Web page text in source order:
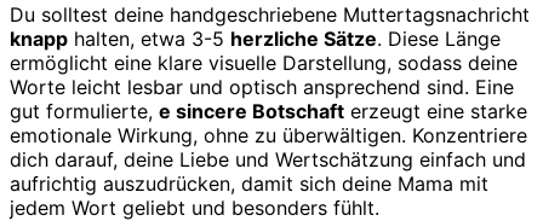
Du solltest deine handgeschriebene Muttertagsnachricht
knapp halten, etwa 3-5 herzliche Sätze. Diese Länge
ermöglicht eine klare visuelle Darstellung, sodass deine
Worte leicht lesbar und optisch ansprechend sind. Eine
gut formulierte, e sincere Botschaft erzeugt eine starke
emotionale Wirkung, ohne zu überwältigen. Konzentriere
dich darauf, deine Liebe und Wertschätzung einfach und
aufrichtig auszudrücken, damit sich deine Mama mit
jedem Wort geliebt und besonders fühlt.